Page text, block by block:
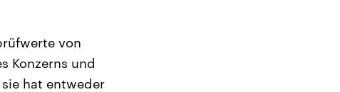
von
Konzerns und
hat entweder